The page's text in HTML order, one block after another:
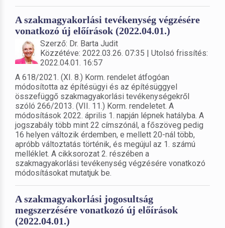
A szakmagyakorlási tevékenység végzésére
vonatkozó új előírások (2022.04.01.)
Szerző: Dr. Barta Judit
Közzétéve: 2022.03.26. 07:35 | Utolsó frissítés:
2022.04.01. 16:57
A 618/2021. (XI. 8.) Korm. rendelet átfogóan
módosította az építésügyi és az építésüggyel
összefüggő szakmagyakorlási tevékenységekről
szóló 266/2013. (VII. 11.) Korm. rendeletet. A
módosítások 2022. április 1. napján lépnek hatályba. A
jogszabály több mint 22 címszónál, a főszöveg pedig
16 helyen változik érdemben, e mellett 20-nál több,
apróbb változtatás történik, és megújul az 1. számú
melléklet. A cikksorozat 2. részében a
szakmagyakorlási tevékenység végzésére vonatkozó
módosításokat mutatjuk be.
A szakmagyakorlási jogosultság
megszerzésére vonatkozó új előírások
(2022.04.01.)